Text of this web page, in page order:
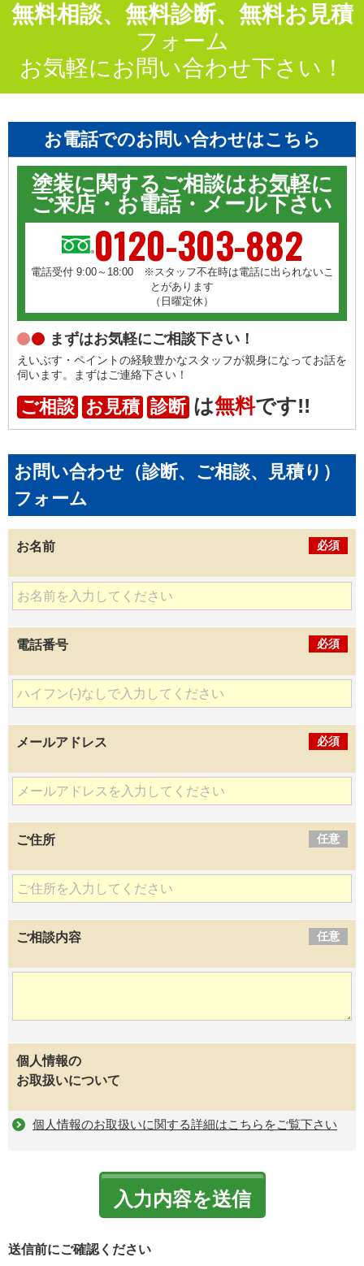
無料相談、無料診断、無料お見積
フォーム
お気軽にお問い合わせ下さい！
お電話でのお問い合わせはこちら
塗装に関するご相談はお気軽に
ご来店・お電話・メール下さい
0120-303-882
電話受付 9:00～18:00 ※スタッフ不在時は電話に出られないこ
とがあります
（日曜定休）
まずはお気軽にご相談下さい！
えいぶす・ペイントの経験豊かなスタッフが親身になってお話を
伺います。まずはご連絡下さい！
ご相談 お見積 診断 は無料です!!
お問い合わせ（診断、ご相談、見積り）
フォーム
お名前 必須
電話番号 必須
メールアドレス 必須
ご住所 任意
ご相談内容 任意
個人情報の
お取扱いについて
個人情報のお取扱いに関する詳細はこちらをご覧下さい
送信前にご確認ください